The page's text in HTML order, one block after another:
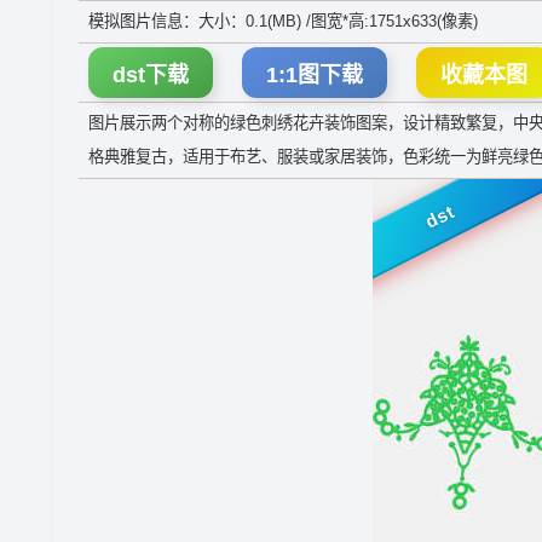
模拟图片信息：大小：0.1(MB) /图宽*高:1751x633(像素)
dst下载 1:1图下载 收藏本图
图片展示两个对称的绿色刺绣花卉装饰图案，设计精致繁复，
格典雅复古，适用于布艺、服装或家居装饰，色彩统一为鲜亮绿
dst